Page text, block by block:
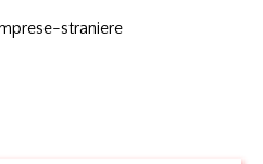
straniere